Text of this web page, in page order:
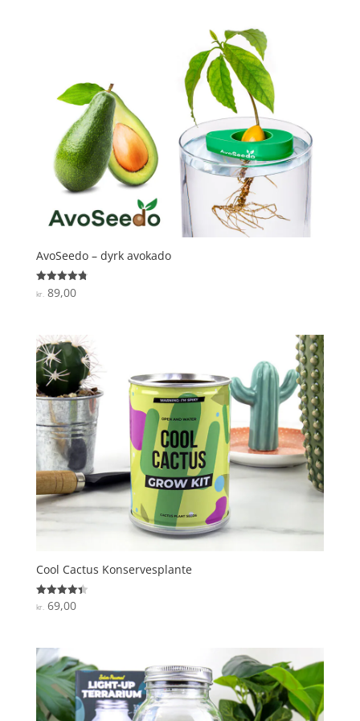
AvoSeedo – dyrk avokado
Vurderet
4.8
kr. 89,00
Cool Cactus Konservesplante
Vurderet
4.4
kr.69,00